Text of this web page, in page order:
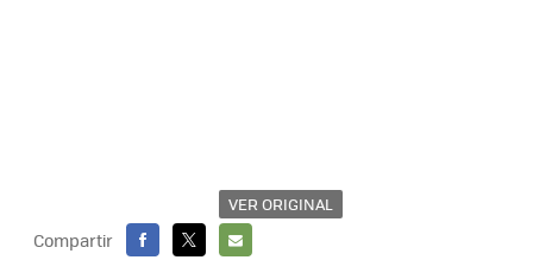
VER ORIGINAL
Compartir